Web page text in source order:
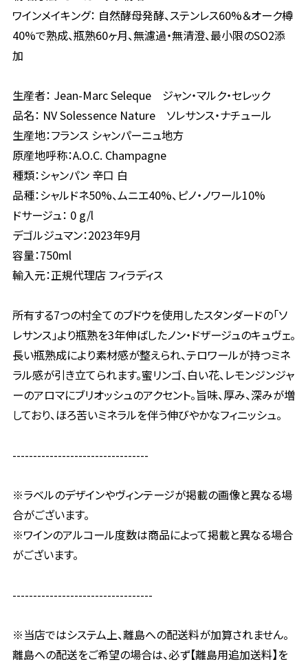
ワインメイキング： 自然酵母発酵、ステンレス60%＆オーク樽
40%で熟成、瓶熟60ヶ月、無濾過・無清澄、最小限のSO2添
加
生産者： Jean-Marc Seleque ジャン・マルク・セレック
品名： NV Solessence Nature ソレサンス・ナチュール
生産地：フランス シャンパーニュ地方
原産地呼称：A.O.C. Champagne
種類：シャンパン 辛口 白
品種：シャルドネ50%、ムニエ40%、ピノ・ノワール10%
ドサージュ： 0 g/l
デゴルジュマン：2023年9月
容量：750ml
輸入元：正規代理店 フィラディス
所有する7つの村全てのブドウを使用したスタンダードの「ソ
レサンス」より瓶熟を3年伸ばしたノン・ドザージュのキュヴェ。
長い瓶熟成により素材感が整えられ、テロワールが持つミネ
ラル感が引き立てられます。蜜リンゴ、白い花、レモンジンジャ
ーのアロマにブリオッシュのアクセント。旨味、厚み、深みが増
しており、ほろ苦いミネラルを伴う伸びやかなフィニッシュ。
---------------------------------
※ラベルのデザインやヴィンテージが掲載の画像と異なる場
合がございます。
※ワインのアルコール度数は商品によって掲載と異なる場合
がございます。
----------------------------------
※当店ではシステム上、離島への配送料が加算されません。
離島への配送をご希望の場合は、必ず【離島用追加送料】を